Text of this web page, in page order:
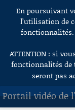
Aller au contenu
En poursuivant
l’utilisation de
fonctionnalités.
ATTENTION : si
fonctionnalités de
seront pas
Portail vidéo de